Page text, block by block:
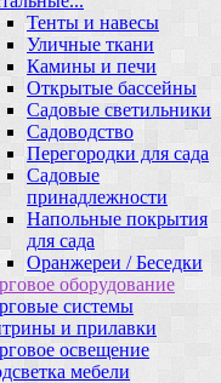
Тенты и навесы
Уличные ткани
Камины и печи
Открытые бассейны
Садовые светильники
Садоводство
Перегородки для сада
Садовые
принадлежности
Напольные покрытия
для сада
Оранжереи / Беседки
оборудование
системы
и прилавки
освещение
мебели